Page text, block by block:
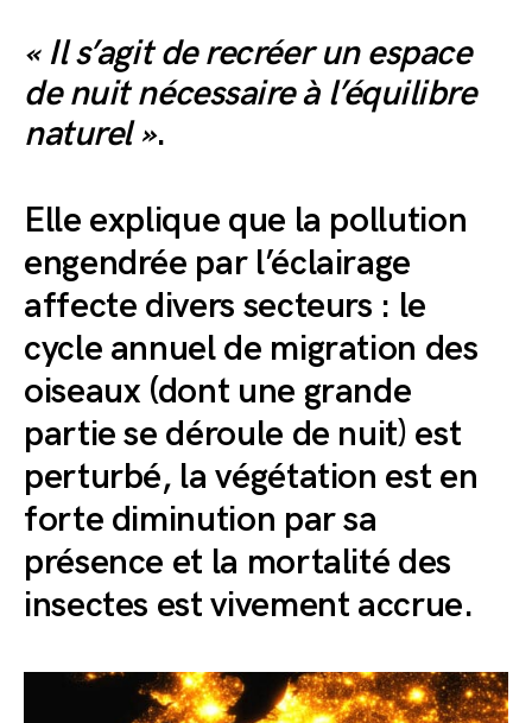
« Il s’agit de recréer un espace
de nuit nécessaire à l’équilibre
naturel ».
Elle explique que la pollution
engendrée par l’éclairage
affecte divers secteurs : le
cycle annuel de migration des
oiseaux (dont une grande
partie se déroule de nuit) est
perturbé, la végétation est en
forte diminution par sa
présence et la mortalité des
insectes est vivement accrue.